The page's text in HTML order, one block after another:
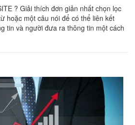
? Giải thích đơn giản nhất chọn lọc
hoặc một câu nói để có thể liên kết
tin và người đưa ra thông tin một cách